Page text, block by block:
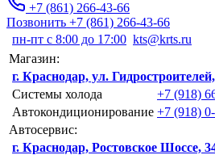
+7 (861) 266-43-66
Позвонить +7 (861) 266-43-66
пн-пт с 8:00 до 17:00 kts@krts.ru
Магазин:
г. Краснодар, ул.
Системы холода
+7 (918)
Автокондиционирование +7 (918)
Автосервис:
г. Краснодар, Ростовское Шоссе,